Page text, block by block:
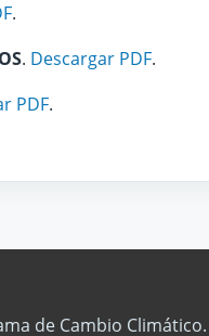
.
. Descargar PDF.
PDF.
de Cambio Climático.